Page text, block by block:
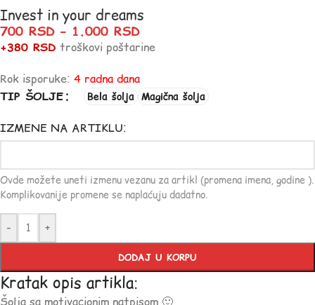
Invest in your dreams
700 RSD – 1.000 RSD
+380 RSD troškovi poštarine
Rok isporuke: 4 radna dana
TIP ŠOLJE
Bela šolja Magična šolja
IZMENE NA ARTIKLU:
Ovde možete uneti izmenu vezanu za artikl (promena imena, godine ).
Komplikovanije promene se naplaćuju dadatno.
- +
DODAJ U KORPU
Kratak opis artikla:
Šolja sa motivacionim natpisom 🙂